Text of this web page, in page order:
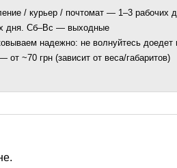
/ курьер / почтомат — 1–3 рабочих
дня. Сб–Вс — выходные
надежно: не волнуйтесь доедет
от ~70 грн (зависит от веса/габаритов)